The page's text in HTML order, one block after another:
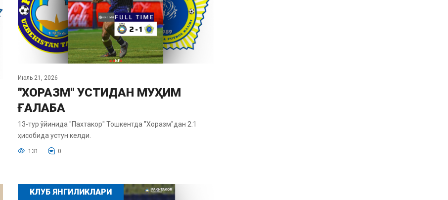
Июль 21, 2026
"ХОРАЗМ" УСТИДАН МУҲИМ
ҒАЛАБА
13-тур ўйинида "Пахтакор" Тошкентда "Хоразм"дан 2:1
ҳисобида устун келди.
131 0
КЛУБ ЯНГИЛИКЛАРИ